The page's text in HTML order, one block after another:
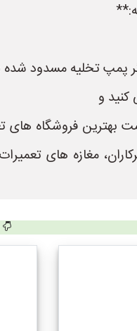
تخلیه مسدود شده
و
مغازه های